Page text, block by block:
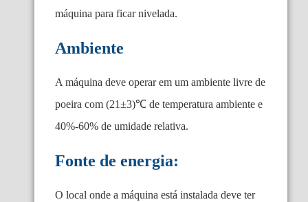
máquina para ficar nivelada.
Ambiente
A máquina deve operar em um ambiente livre de
poeira com (21±3)℃ de temperatura ambiente e
40%-60% de umidade relativa.
Fonte de energia:
O local onde a máquina está instalada deve ter